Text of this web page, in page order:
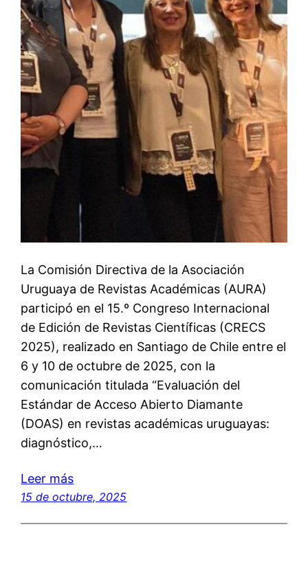
La Comisión Directiva de la Asociación
Uruguaya de Revistas Académicas (AURA)
participó en el 15.º Congreso Internacional
de Edición de Revistas Científicas (CRECS
2025), realizado en Santiago de Chile entre el
6 y 10 de octubre de 2025, con la
comunicación titulada “Evaluación del
Estándar de Acceso Abierto Diamante
(DOAS) en revistas académicas uruguayas:
diagnóstico,…
Leer más
15 de octubre, 2025